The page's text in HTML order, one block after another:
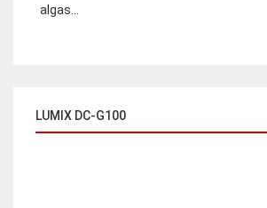
algas...
LUMIX DC-G100